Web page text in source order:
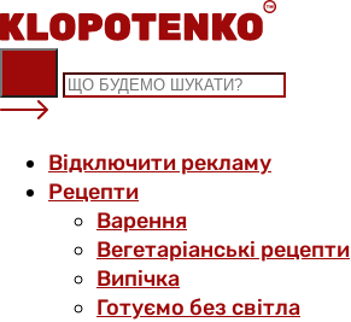
Skip
to
content
Відключити рекламу
Рецепти
Варення
Вегетаріанські рецепти
Випічка
Готуємо без світла